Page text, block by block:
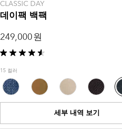
CLASSIC DAY
데이팩 백팩
249,000 원
별
5
중
4.6
개
니
15 컬러
세부 내역 보기